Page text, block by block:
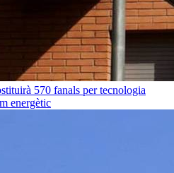
570 fanals per tecnologia
energètic